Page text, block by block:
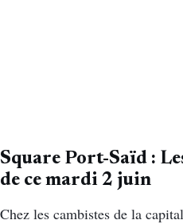
Square Port-Saïd :
de ce mardi 2 juin
Chez les cambistes de la